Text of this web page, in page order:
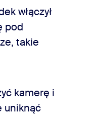
włączył
pod
takie
kamerę i
uniknąć